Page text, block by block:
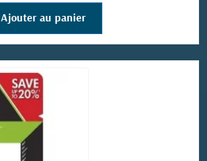
Ajouter au panier